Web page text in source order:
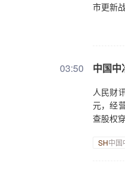
市更新
03:50 中国中
人民财
元，经
查股权
SH中国